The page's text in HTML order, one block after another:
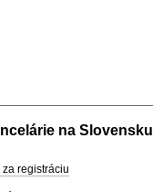
na Slovensku
registráciu